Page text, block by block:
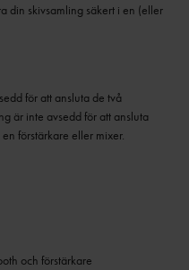
din skivsamling säkert i en (eller
för att ansluta de två
är inte avsedd för att ansluta
förstärkare eller mixer.
och förstärkare